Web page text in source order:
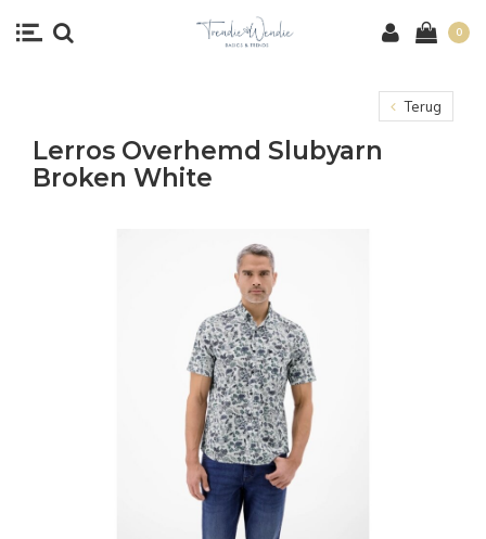
0
Terug
Lerros Overhemd Slubyarn
Broken White